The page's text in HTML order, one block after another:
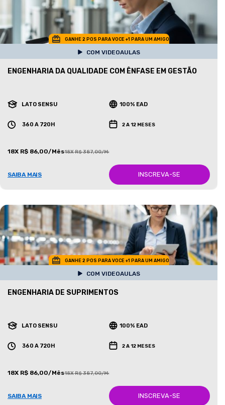
GANHE 2 POS PARA VOCE +1 PARA UM AMIGO
COM VIDEOAULAS
ENGENHARIA DA QUALIDADE COM ÊNFASE EM GESTÃO
LATO SENSU 100% EAD
360 A 720H 2 A 12 MESES
18X R$ 86,00/Mês18X R$ 387,00/Mês
SAIBA MAIS INSCREVA-SE
GANHE 2 POS PARA VOCE +1 PARA UM AMIGO
COM VIDEOAULAS
ENGENHARIA DE SUPRIMENTOS
LATO SENSU 100% EAD
360 A 720H 2 A 12 MESES
18X R$ 86,00/Mês18X R$ 387,00/Mês
SAIBA MAIS INSCREVA-SE